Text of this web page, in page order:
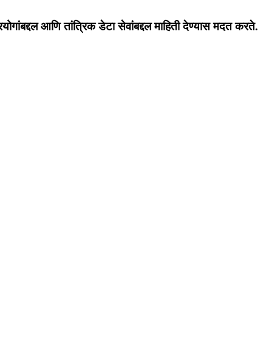
आणि तांत्रिक डेटा सेवांबद्दल माहिती देण्यास मदत करते.